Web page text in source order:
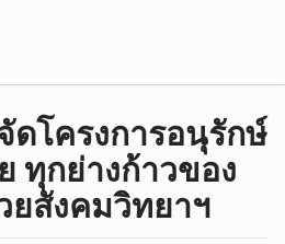
ดโครงการอนุรักษ์
ทุกย่างก้าวของ
ยสังคมวิทยาฯ